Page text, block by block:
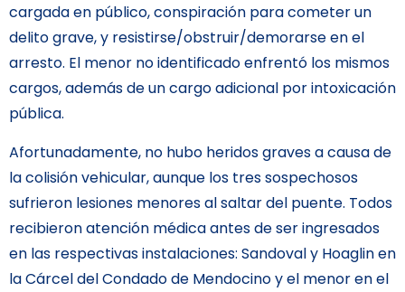
cargada en público, conspiración para cometer un
delito grave, y resistirse/obstruir/demorarse en el
arresto. El menor no identificado enfrentó los mismos
cargos, además de un cargo adicional por intoxicación
pública.
Afortunadamente, no hubo heridos graves a causa de
la colisión vehicular, aunque los tres sospechosos
sufrieron lesiones menores al saltar del puente. Todos
recibieron atención médica antes de ser ingresados
en las respectivas instalaciones: Sandoval y Hoaglin en
la Cárcel del Condado de Mendocino y el menor en el